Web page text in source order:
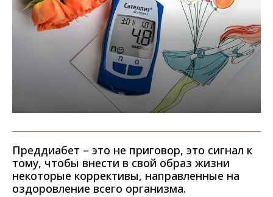
Преддиабет – это не приговор, это сигнал к
тому, чтобы внести в свой образ жизни
некоторые коррективы, направленные на
оздоровление всего организма.